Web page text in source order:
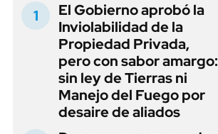
El Gobierno aprobó la
Inviolabilidad de la
Propiedad Privada,
pero con sabor amargo:
sin ley de Tierras ni
Manejo del Fuego por
desaire de aliados